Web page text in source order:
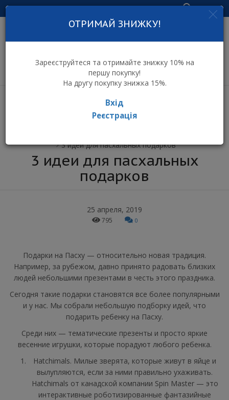
Увійти
інтернет-магазин
ОТРИМАЙ ЗНИЖКУ!
Зареєструйтеся та отримайте знижку 10% на
першу покупку!
На другу покупку знижка 15%.
Вхід
Реєстрація
3 идеи для пасхальных подарков
3 идеи для пасхальных
подарков
25 апреля, 2019
795 0
Подарки на Пасху — относительно новая традиция.
Например, за рубежом, давно принято радовать близких
людей небольшими презентами в честь этого праздника.
Сегодня такие подарки становятся все более популярными
и у нас. Мы собрали небольшую подборку идей, что
подарить ребенку на Пасху.
Среди них — тематические презенты и просто яркие
весенние игрушки, которые порадуют любого ребенка.
Hatchimals. Милые зверята, которые живут в яйце и
вылупляются, если за ними правильно ухаживать.
Hatchimals от канадской компании Spin Master — это
интерактивные роботизированные фантазийные